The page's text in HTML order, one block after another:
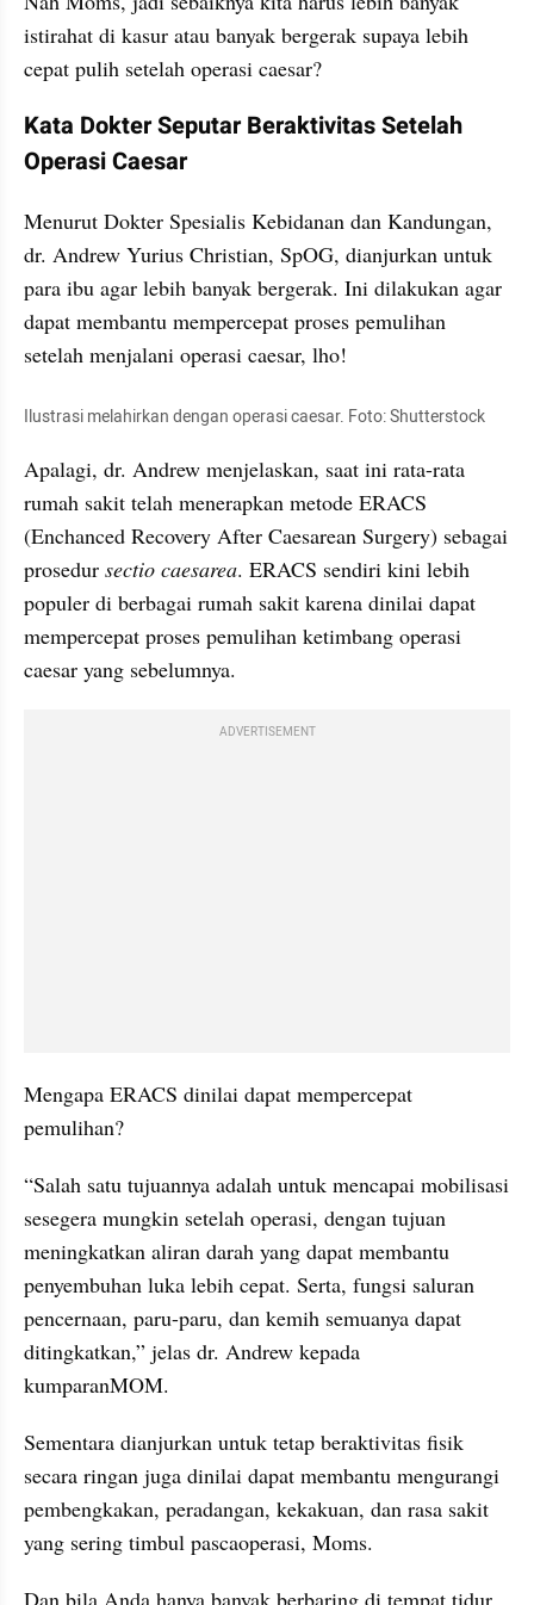
istirahat di kasur atau banyak bergerak supaya lebih
cepat pulih setelah operasi caesar?
Kata Dokter Seputar Beraktivitas Setelah
Operasi Caesar
Menurut Dokter Spesialis Kebidanan dan Kandungan,
dr. Andrew Yurius Christian, SpOG, dianjurkan untuk
para ibu agar lebih banyak bergerak. Ini dilakukan agar
dapat membantu mempercepat proses pemulihan
setelah menjalani operasi caesar, lho!
Ilustrasi melahirkan dengan operasi caesar. Foto: Shutterstock
Apalagi, dr. Andrew menjelaskan, saat ini rata-rata
rumah sakit telah menerapkan metode ERACS
(Enchanced Recovery After Caesarean Surgery) sebagai
prosedur sectio caesarea. ERACS sendiri kini lebih
populer di berbagai rumah sakit karena dinilai dapat
mempercepat proses pemulihan ketimbang operasi
caesar yang sebelumnya.
ADVERTISEMENT
Mengapa ERACS dinilai dapat mempercepat
pemulihan?
“Salah satu tujuannya adalah untuk mencapai mobilisasi
sesegera mungkin setelah operasi, dengan tujuan
meningkatkan aliran darah yang dapat membantu
penyembuhan luka lebih cepat. Serta, fungsi saluran
pencernaan, paru-paru, dan kemih semuanya dapat
ditingkatkan,” jelas dr. Andrew kepada
kumparanMOM.
Sementara dianjurkan untuk tetap beraktivitas fisik
secara ringan juga dinilai dapat membantu mengurangi
pembengkakan, peradangan, kekakuan, dan rasa sakit
yang sering timbul pascaoperasi, Moms.
Dan bila Anda hanya banyak berbaring di tempat tidur